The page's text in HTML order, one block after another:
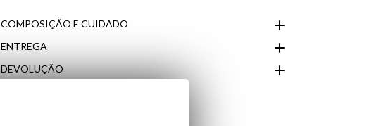
COMPOSIÇÃO E CUIDADO
ENTREGA
DEVOLUÇÃO